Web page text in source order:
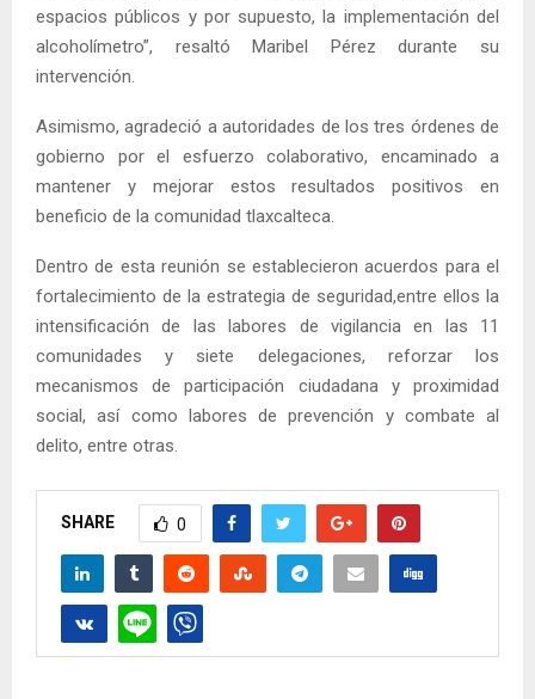
espacios públicos y por supuesto, la implementación del
alcoholímetro”, resaltó Maribel Pérez durante su
intervención.
Asimismo, agradeció a autoridades de los tres órdenes de
gobierno por el esfuerzo colaborativo, encaminado a
mantener y mejorar estos resultados positivos en
beneficio de la comunidad tlaxcalteca.
Dentro de esta reunión se establecieron acuerdos para el
fortalecimiento de la estrategia de seguridad,entre ellos la
intensificación de las labores de vigilancia en las 11
comunidades y siete delegaciones, reforzar los
mecanismos de participación ciudadana y proximidad
social, así como labores de prevención y combate al
delito, entre otras.
SHARE 0